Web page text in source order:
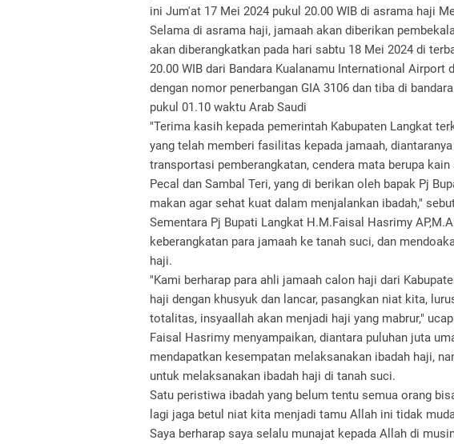
ini Jum'at 17 Mei 2024 pukul 20.00 WIB di asrama haji
Selama di asrama haji, jamaah akan diberikan
akan diberangkatkan pada hari sabtu 18 Mei 2024 di
20.00 WIB dari Bandara Kualanamu International Airport
dengan nomor penerbangan GIA 3106 dan tiba di
pukul 01.10 waktu Arab Saudi
"Terima kasih kepada pemerintah Kabupaten Langkat
yang telah memberi fasilitas kepada jamaah,
transportasi pemberangkatan, cendera mata berupa
Pecal dan Sambal Teri, yang di berikan oleh bapak Pj
makan agar sehat kuat dalam menjalankan ibadah,"
Sementara Pj Bupati Langkat H.M.Faisal Hasrimy
keberangkatan para jamaah ke tanah suci, dan
haji.
"Kami berharap para ahli jamaah calon haji dari
haji dengan khusyuk dan lancar, pasangkan niat kita,
totalitas, insyaallah akan menjadi haji yang mabrur,"
Faisal Hasrimy menyampaikan, diantara puluhan juta
mendapatkan kesempatan melaksanakan ibadah haji,
untuk melaksanakan ibadah haji di tanah suci.
Satu peristiwa ibadah yang belum tentu semua orang
lagi jaga betul niat kita menjadi tamu Allah ini tidak
Saya berharap saya selalu munajat kepada Allah di